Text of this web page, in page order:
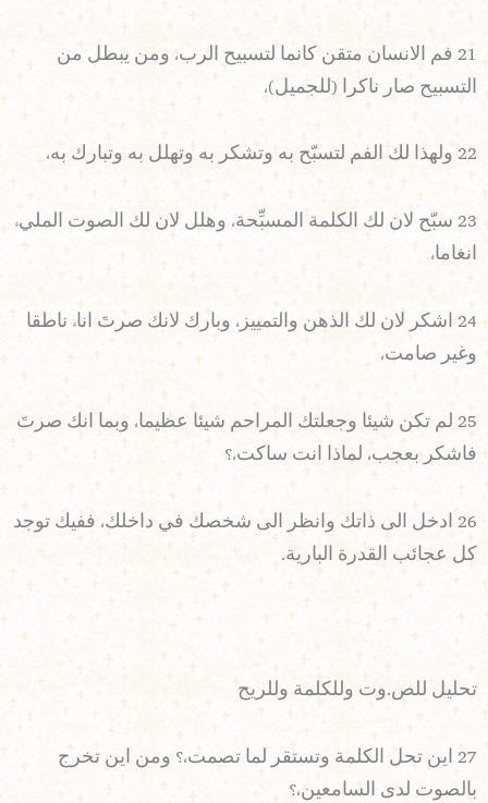
21 فم الانسان متقن كانما لتسبيح الرب، ومن يبطل من
التسبيح صار ناكرا (للجميل)،
22 ولهذا لك الفم لتسبّح به وتشكر به وتهلل به وتبارك به،
23 سبّح لان لك الكلمة المسبِّحة، وهلل لان لك الصوت المليء
انغاما،
24 اشكر لان لك الذهن والتمييز، وبارك لانك صرتَ اناء ناطقا
وغير صامت،
25 لم تكن شيئا وجعلتك المراحم شيئا عظيما، وبما انك صرتَ
فاشكر بعجب، لماذا انت ساكت،؟
26 ادخل الى ذاتك وانظر الى شخصك في داخلك، ففيك توجد
كل عجائب القدرة البارية.
تحليل للص.وت وللكلمة وللريح
27 اين تحل الكلمة وتستقر لما تصمت،؟ ومن اين تخرج
بالصوت لدى السامعين،؟